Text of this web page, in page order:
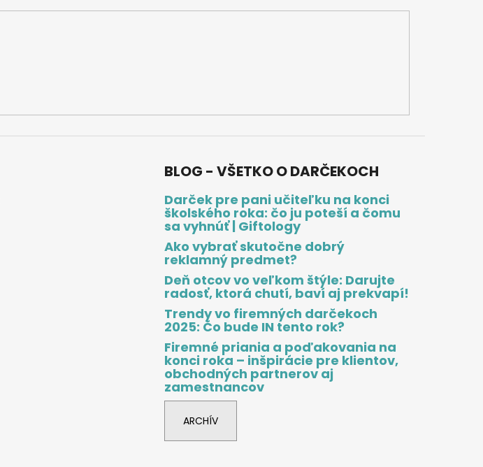
BLOG - VŠETKO O DARČEKOCH
Darček pre pani učiteľku na konci
školského roka: čo ju poteší a čomu
sa vyhnúť | Giftology
Ako vybrať skutočne dobrý
reklamný predmet?
Deň otcov vo veľkom štýle: Darujte
radosť, ktorá chutí, baví aj prekvapí!
Trendy vo firemných darčekoch
2025: Čo bude IN tento rok?
Firemné priania a poďakovania na
konci roka – inšpirácie pre klientov,
obchodných partnerov aj
zamestnancov
ARCHÍV